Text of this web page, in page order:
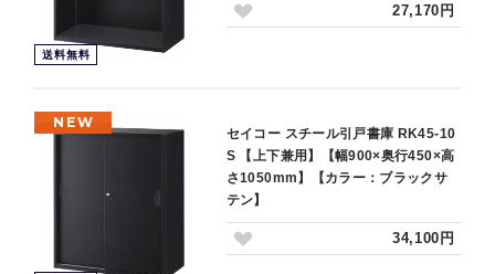
送料無料
27,170円
NEW
セイコー スチール引戸書庫 RK45-10
S 【上下兼用】【幅900×奥行450×高
さ1050mm】【カラー：ブラックサ
テン】
34,100円